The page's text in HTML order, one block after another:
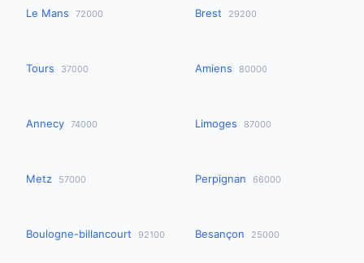
Le Mans 72000 Brest 29200
Tours 37000 Amiens 80000
Annecy 74000 Limoges 87000
Metz 57000 Perpignan 66000
Boulogne-billancourt 92100 Besançon 25000